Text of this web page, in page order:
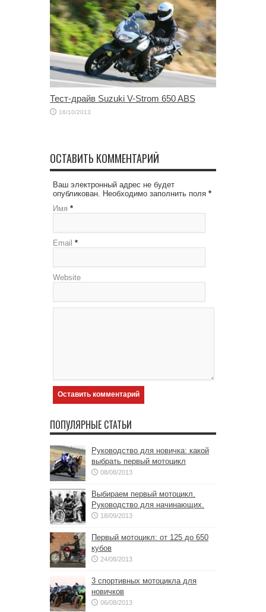
Тест-драйв Suzuki V-Strom 650 ABS
16/10/2013
ОСТАВИТЬ КОММЕНТАРИЙ
Ваш электронный адрес не будет
опубликован. Необходимо заполнить поля *
Имя *
Email *
Website
ПОПУЛЯРНЫЕ СТАТЬИ
Руководство для новичка: какой
выбрать первый мотоцикл
08/08/2013
Выбираем первый мотоцикл.
Руководство для начинающих.
18/09/2013
Первый мотоцикл: от 125 до 650
кубов
24/08/2013
3 спортивных мотоцикла для
новичков
06/08/2013